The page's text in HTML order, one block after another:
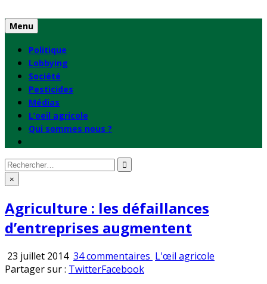
to
content
Menu
Politique
Lobbying
Société
Pesticides
Médias
L’oeil agricole
Qui sommes nous ?
Rechercher
: ×
Agriculture : les défaillances
d’entreprises augmentent
23 juillet 2014 34 commentaires sur
Publié
L'œil agricole
Partager sur : TwitterFacebook